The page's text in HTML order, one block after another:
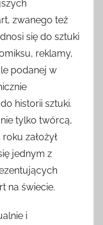
zwanego też
się do sztuki
reklamy,
podanej w
historii sztuki.
tylko twórcą,
założył
jednym z
na świecie.
i